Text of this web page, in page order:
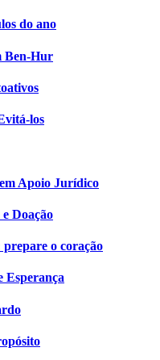
do ano
Ben-Hur
los
Apoio Jurídico
Doação
o coração
Esperança